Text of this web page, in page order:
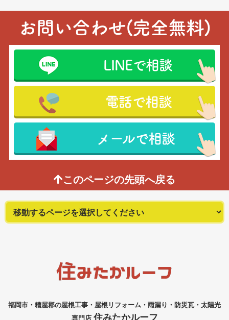
お問い合わせ(完全無料)
LINEで相談
電話で相談
メールで相談
このページの先頭へ戻る
福岡市・糟屋郡の屋根工事・屋根リフォーム・雨漏り・防災瓦・太陽光
専門店 住みたかルーフ